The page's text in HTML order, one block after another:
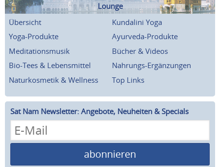
Lounge
Übersicht
Kundalini Yoga
Yoga-Produkte
Ayurveda-Produkte
Meditationsmusik
Bücher & Videos
Bio-Tees & Lebensmittel
Nahrungs-Ergänzungen
Naturkosmetik & Wellness
Top Links
Sat Nam Newsletter: Angebote, Neuheiten & Specials
abonnieren